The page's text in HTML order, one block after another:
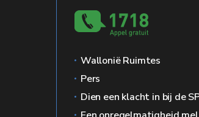
Wallonië Ruimtes
Pers
Dien een klacht in bij de